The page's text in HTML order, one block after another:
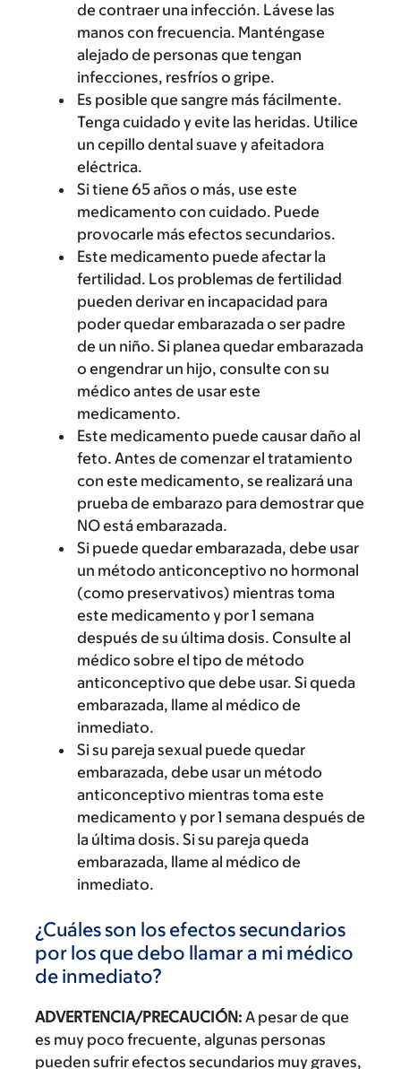
de contraer una infección. Lávese las
manos con frecuencia. Manténgase
alejado de personas que tengan
infecciones, resfríos o gripe.
Es posible que sangre más fácilmente.
Tenga cuidado y evite las heridas. Utilice
un cepillo dental suave y afeitadora
eléctrica.
Si tiene 65 años o más, use este
medicamento con cuidado. Puede
provocarle más efectos secundarios.
Este medicamento puede afectar la
fertilidad. Los problemas de fertilidad
pueden derivar en incapacidad para
poder quedar embarazada o ser padre
de un niño. Si planea quedar embarazada
o engendrar un hijo, consulte con su
médico antes de usar este
medicamento.
Este medicamento puede causar daño al
feto. Antes de comenzar el tratamiento
con este medicamento, se realizará una
prueba de embarazo para demostrar que
NO está embarazada.
Si puede quedar embarazada, debe usar
un método anticonceptivo no hormonal
(como preservativos) mientras toma
este medicamento y por 1 semana
después de su última dosis. Consulte al
médico sobre el tipo de método
anticonceptivo que debe usar. Si queda
embarazada, llame al médico de
inmediato.
Si su pareja sexual puede quedar
embarazada, debe usar un método
anticonceptivo mientras toma este
medicamento y por 1 semana después de
la última dosis. Si su pareja queda
embarazada, llame al médico de
inmediato.
¿Cuáles son los efectos secundarios
por los que debo llamar a mi médico
de inmediato?
ADVERTENCIA/PRECAUCIÓN: A pesar de que
es muy poco frecuente, algunas personas
pueden sufrir efectos secundarios muy graves,